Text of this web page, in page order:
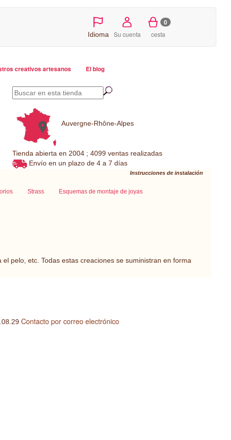
Idioma Su cuenta
0
cesta
creativos artesanos El blog
Auvergne-Rhône-Alpes
Tienda abierta en 2004 ; 4099 ventas realizadas
Envío en un plazo de 4 a 7 días
Instrucciones de instalación
Strass Esquemas de montaje de joyas
pelo, etc. Todas estas creaciones se suministran en forma
Contacto por correo electrónico